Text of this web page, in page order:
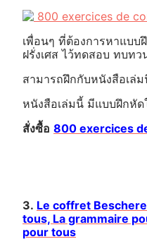
เพื่อนๆ ที่ต้องการหาแบบ
ฝรั่งเศส ไว้ทดสอบ ทบทว
สามารถฝึกกับหนังสือเล่
หนังสือเล่มนี้ มีแบบฝึกหั
สั่งซื้อ 800 exercices
3. Le coffret
tous, La grammaire
pour tous